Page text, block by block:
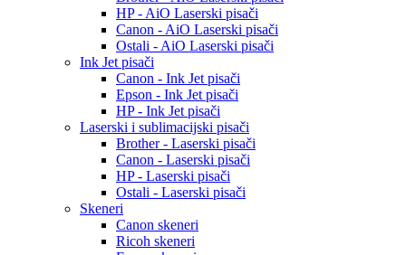
HP - AiO Laserski pisači
Canon - AiO Laserski pisači
Ostali - AiO Laserski pisači
Ink Jet pisači
Canon - Ink Jet pisači
Epson - Ink Jet pisači
HP - Ink Jet pisači
Laserski i sublimacijski pisači
Brother - Laserski pisači
Canon - Laserski pisači
HP - Laserski pisači
Ostali - Laserski pisači
Skeneri
Canon skeneri
Ricoh skeneri